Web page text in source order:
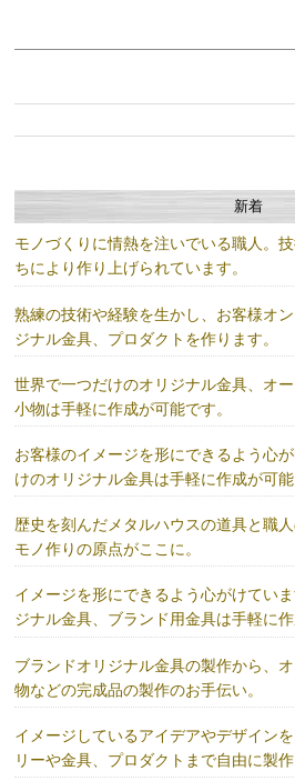
新着
モノづくりに情熱を注いでいる職人。
ちにより作り上げられています。
熟練の技術や経験を生かし、お客様オ
ジナル金具、プロダクトを作ります。
世界で一つだけのオリジナル金具、オ
小物は手軽に作成が可能です。
お客様のイメージを形にできるよう心
けのオリジナル金具は手軽に作成が可能
歴史を刻んだメタルハウスの道具と職
モノ作りの原点がここに。
イメージを形にできるよう心がけてい
ジナル金具、ブランド用金具は手軽に作
ブランドオリジナル金具の製作から、
物などの完成品の製作のお手伝い。
イメージしているアイデアやデザイン
リーや金具、プロダクトまで自由に製作